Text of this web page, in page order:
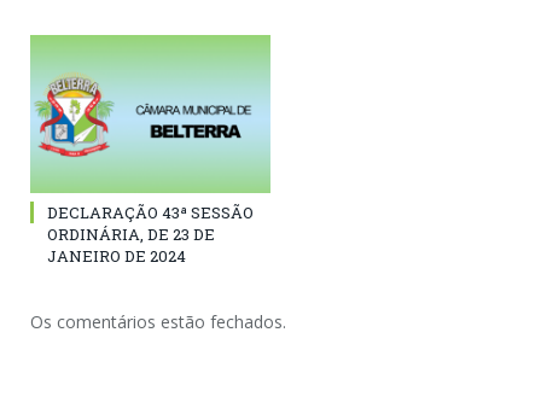
DECLARAÇÃO 43ª SESSÃO
ORDINÁRIA, DE 23 DE
JANEIRO DE 2024
Os comentários estão fechados.